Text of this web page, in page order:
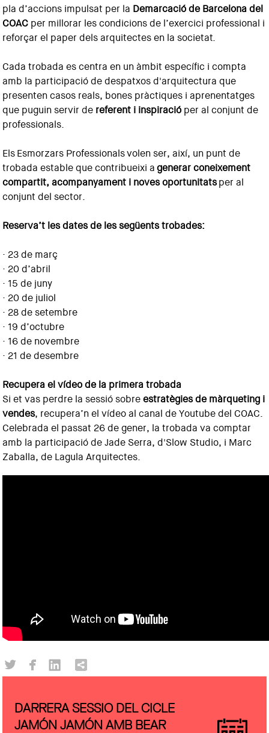
pla d’accions impulsat per la Demarcació de Barcelona del
COAC per millorar les condicions de l’exercici professional i
reforçar el paper dels arquitectes en la societat.
Cada trobada es centra en un àmbit específic i compta
amb la participació de despatxos d'arquitectura que
presenten casos reals, bones pràctiques i aprenentatges
que puguin servir de referent i inspiració per al conjunt de
professionals.
Els Esmorzars Professionals volen ser, així, un punt de
trobada estable que contribueixi agenerar coneixement
compartit, acompanyament i noves oportunitatsper al
conjunt del sector.
Reserva’t les dates de les següents trobades:
· 23 de març
· 20 d’abril
· 15 de juny
· 20 de juliol
· 28 de setembre
· 19 d’octubre
· 16 de novembre
· 21 de desembre
Recupera el vídeo de la primera trobada
Si et vas perdre la sessió sobreestratègies de màrqueting i
vendes, recupera’n el vídeo al canal de Youtube del COAC.
Celebrada el passat 26 de gener, la trobada va comptar
amb la participació de Jade Serra, d'Slow Studio, i Marc
Zaballa, de Lagula Arquitectes.
DARRERA SESSIO DEL CICLE
JAMÓN JAMÓN AMB BEAR